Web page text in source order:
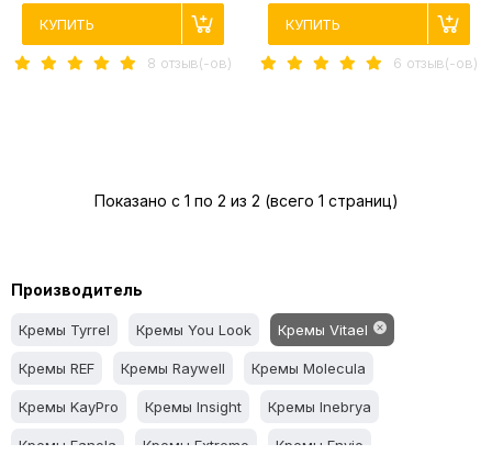
КУПИТЬ
8 отзыв(-ов)
КУПИТЬ
6 отзыв(-ов)
Показано с 1 по 2 из 2 (всего 1 страниц)
Производитель
Кремы Tyrrel Кремы You Look Кремы Vitael
Кремы REF Кремы Raywell Кремы Molecula
Кремы KayPro Кремы Insight Кремы Inebrya
Кремы Fanola Кремы Extremo Кремы Envie